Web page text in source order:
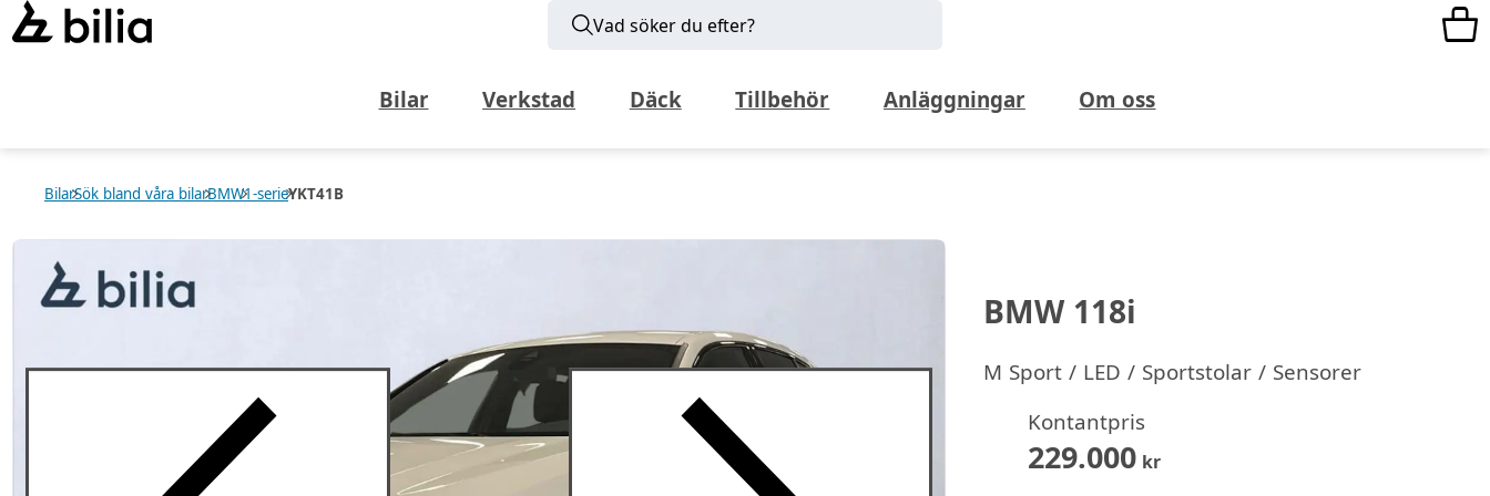
Vad söker du efter?
Bilar Verkstad Däck Tillbehör Anläggningar Om oss
BilarSök bland våra bilarBMW1-serieYKT41B
BMW 118i
M Sport / LED / Sportstolar / Sensorer
Kontantpris
229.000kr